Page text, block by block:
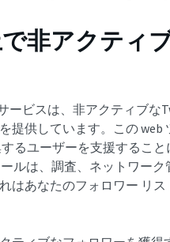
非アクティ
ービスは、非アクティブ
提供しています。この web
るユーザーを支援するこ
ルは、調査、ネットワー
はあなたのフォロワー リ